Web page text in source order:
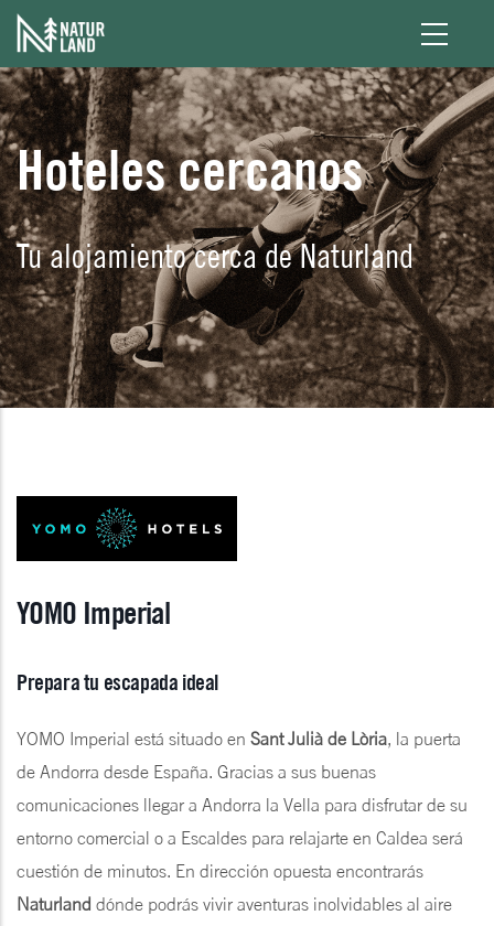
Pasar al contenido principal
Hoteles cercanos
Tu alojamiento cerca de Naturland
YOMO Imperial
Prepara tu escapada ideal
YOMO Imperial está situado en Sant Julià de Lòria, la puerta
de Andorra desde España. Gracias a sus buenas
comunicaciones llegar a Andorra la Vella para disfrutar de su
entorno comercial o a Escaldes para relajarte en Caldea será
cuestión de minutos. En dirección opuesta encontrarás
Naturland dónde podrás vivir aventuras inolvidables al aire